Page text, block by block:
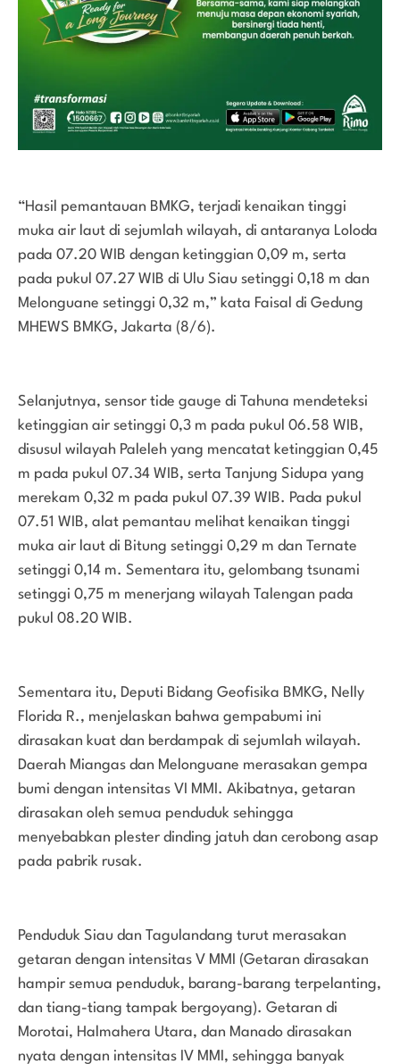
“Hasil pemantauan BMKG, terjadi kenaikan tinggi
muka air laut di sejumlah wilayah, di antaranya Loloda
pada 07.20 WIB dengan ketinggian 0,09 m, serta
pada pukul 07.27 WIB di Ulu Siau setinggi 0,18 m dan
Melonguane setinggi 0,32 m,” kata Faisal di Gedung
MHEWS BMKG, Jakarta (8/6).
Selanjutnya, sensor tide gauge di Tahuna mendeteksi
ketinggian air setinggi 0,3 m pada pukul 06.58 WIB,
disusul wilayah Paleleh yang mencatat ketinggian 0,45
m pada pukul 07.34 WIB, serta Tanjung Sidupa yang
merekam 0,32 m pada pukul 07.39 WIB. Pada pukul
07.51 WIB, alat pemantau melihat kenaikan tinggi
muka air laut di Bitung setinggi 0,29 m dan Ternate
setinggi 0,14 m. Sementara itu, gelombang tsunami
setinggi 0,75 m menerjang wilayah Talengan pada
pukul 08.20 WIB.
Sementara itu, Deputi Bidang Geofisika BMKG, Nelly
Florida R., menjelaskan bahwa gempabumi ini
dirasakan kuat dan berdampak di sejumlah wilayah.
Daerah Miangas dan Melonguane merasakan gempa
bumi dengan intensitas VI MMI. Akibatnya, getaran
dirasakan oleh semua penduduk sehingga
menyebabkan plester dinding jatuh dan cerobong asap
pada pabrik rusak.
Penduduk Siau dan Tagulandang turut merasakan
getaran dengan intensitas V MMI (Getaran dirasakan
hampir semua penduduk, barang-barang terpelanting,
dan tiang-tiang tampak bergoyang). Getaran di
Morotai, Halmahera Utara, dan Manado dirasakan
nyata dengan intensitas IV MMI, sehingga banyak